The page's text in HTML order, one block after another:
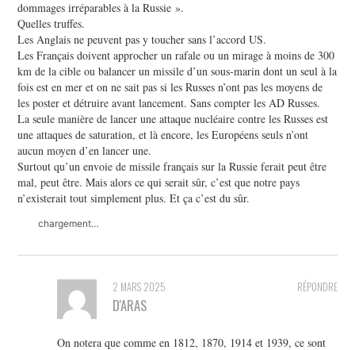
dommages irréparables à la Russie ».
Quelles truffes.
Les Anglais ne peuvent pas y toucher sans l’accord US.
Les Français doivent approcher un rafale ou un mirage à moins de 300
km de la cible ou balancer un missile d’un sous-marin dont un seul à la
fois est en mer et on ne sait pas si les Russes n’ont pas les moyens de
les poster et détruire avant lancement. Sans compter les AD Russes.
La seule manière de lancer une attaque nucléaire contre les Russes est
une attaques de saturation, et là encore, les Européens seuls n’ont
aucun moyen d’en lancer une.
Surtout qu’un envoie de missile français sur la Russie ferait peut être
mal, peut être. Mais alors ce qui serait sûr, c’est que notre pays
n’existerait tout simplement plus. Et ça c’est du sûr.
chargement…
RÉPONDRE
2 MARS 2025
D'ARAS
On notera que comme en 1812, 1870, 1914 et 1939, ce sont